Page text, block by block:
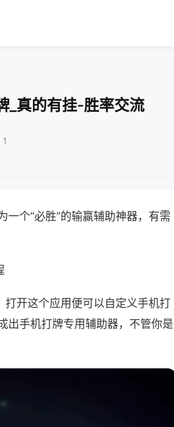
_真的有挂-胜率交流
个“必胜”的输赢辅助神器，有需
打开这个应用便可以自定义手机打
出手机打牌专用辅助器，不管你是